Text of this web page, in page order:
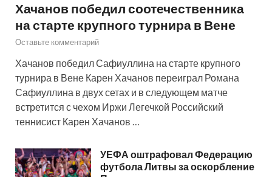
Хачанов победил соотечественника
на старте крупного турнира в Вене
Оставьте комментарий
Хачанов победил Сафиуллина на старте крупного
турнира в Вене Карен Хачанов переиграл Романа
Сафиуллина в двух сетах и в следующем матче
встретится с чехом Иржи Легечкой Российский
теннисист Карен Хачанов …
УЕФА оштрафовал Федерацию
футбола Литвы за оскорбление